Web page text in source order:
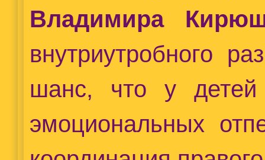
Владимира
внутриутробного
шанс, что у детей
эмоциональных